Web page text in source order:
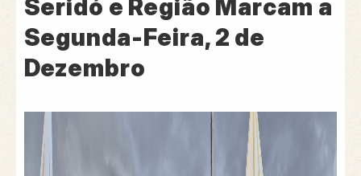
Seridó e Região Marcam a
Segunda-Feira, 2 de
Dezembro